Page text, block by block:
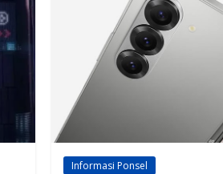
Informasi Ponsel